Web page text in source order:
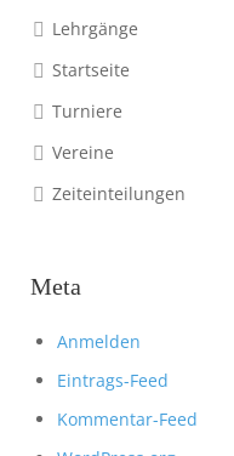
Lehrgänge
Startseite
Turniere
Vereine
Zeiteinteilungen
Meta
Anmelden
Eintrags-Feed
Kommentar-Feed